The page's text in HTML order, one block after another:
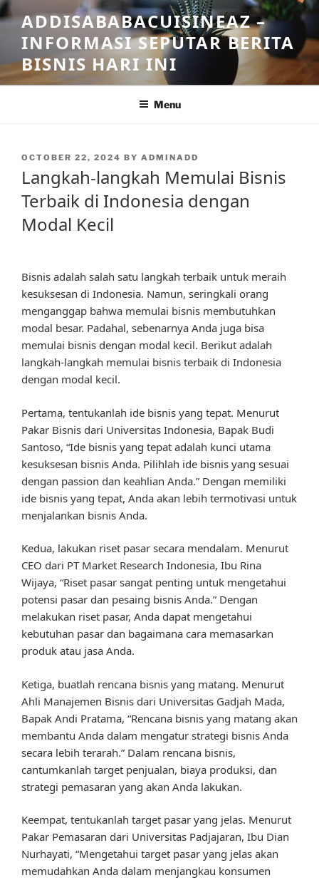
Skip
to
content
ADDISABABACUISINEAZ –
INFORMASI SEPUTAR BERITA
BISNIS HARI INI
Menu
POSTED
OCTOBER 22, 2024 BY ADMINADD
Langkah-langkah Memulai Bisnis
Terbaik di Indonesia dengan
Modal Kecil
Bisnis adalah salah satu langkah terbaik untuk meraih
kesuksesan di Indonesia. Namun, seringkali orang
menganggap bahwa memulai bisnis membutuhkan
modal besar. Padahal, sebenarnya Anda juga bisa
memulai bisnis dengan modal kecil. Berikut adalah
langkah-langkah memulai bisnis terbaik di Indonesia
dengan modal kecil.
Pertama, tentukanlah ide bisnis yang tepat. Menurut
Pakar Bisnis dari Universitas Indonesia, Bapak Budi
Santoso, “Ide bisnis yang tepat adalah kunci utama
kesuksesan bisnis Anda. Pilihlah ide bisnis yang sesuai
dengan passion dan keahlian Anda.” Dengan memiliki
ide bisnis yang tepat, Anda akan lebih termotivasi untuk
menjalankan bisnis Anda.
Kedua, lakukan riset pasar secara mendalam. Menurut
CEO dari PT Market Research Indonesia, Ibu Rina
Wijaya, “Riset pasar sangat penting untuk mengetahui
potensi pasar dan pesaing bisnis Anda.” Dengan
melakukan riset pasar, Anda dapat mengetahui
kebutuhan pasar dan bagaimana cara memasarkan
produk atau jasa Anda.
Ketiga, buatlah rencana bisnis yang matang. Menurut
Ahli Manajemen Bisnis dari Universitas Gadjah Mada,
Bapak Andi Pratama, “Rencana bisnis yang matang akan
membantu Anda dalam mengatur strategi bisnis Anda
secara lebih terarah.” Dalam rencana bisnis,
cantumkanlah target penjualan, biaya produksi, dan
strategi pemasaran yang akan Anda lakukan.
Keempat, tentukanlah target pasar yang jelas. Menurut
Pakar Pemasaran dari Universitas Padjajaran, Ibu Dian
Nurhayati, “Mengetahui target pasar yang jelas akan
memudahkan Anda dalam menjangkau konsumen